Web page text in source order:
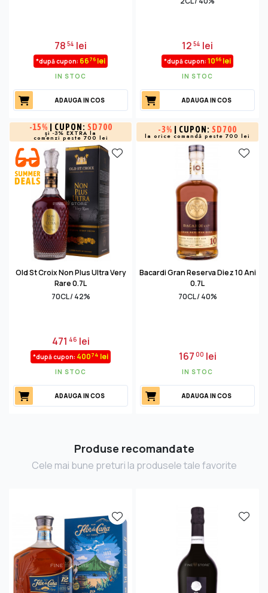
7854 lei
*după cupon: 6676 lei
IN STOC
ADAUGA IN COS
1254 lei
*după cupon: 1066 lei
IN STOC
ADAUGA IN COS
-15% | CUPON: SD700
și -3% EXTRA la
comenzi peste 700 lei
Old St Croix Non Plus Ultra Very
Rare 0.7L
70CL / 42%
471 46 lei
*după cupon: 40074 lei
IN STOC
ADAUGA IN COS
-3% | CUPON: SD700
la orice comandă peste 700 lei
Bacardi Gran Reserva Diez 10 Ani
0.7L
70CL / 40%
16700 lei
IN STOC
ADAUGA IN COS
Produse recomandate
Cele mai bune preturi la produsele tale favorite